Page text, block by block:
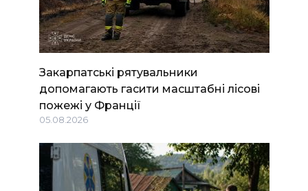
Закарпатські рятувальники
допомагають гасити масштабні лісові
пожежі у Франції
05.08.2026